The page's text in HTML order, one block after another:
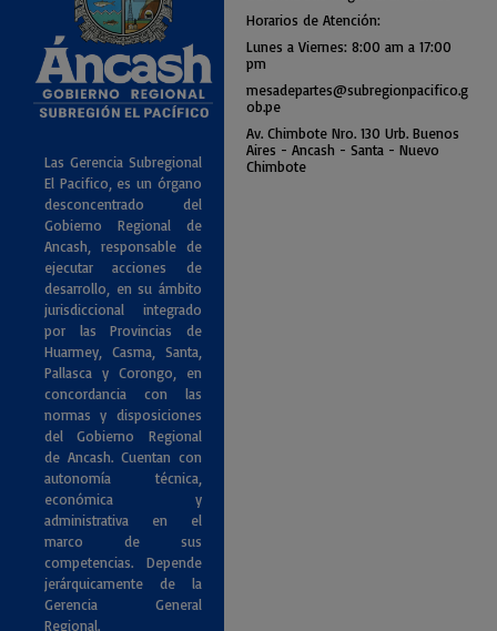
Las Gerencia Subregional
El Pacifico, es un órgano
desconcentrado del
Gobierno Regional de
Ancash, responsable de
ejecutar acciones de
desarrollo, en su ámbito
jurisdiccional integrado
por las Provincias de
Huarmey, Casma, Santa,
Pallasca y Corongo, en
concordancia con las
normas y disposiciones
del Gobierno Regional
de Ancash. Cuentan con
autonomía técnica,
económica y
administrativa en el
marco de sus
competencias. Depende
jerárquicamente de la
Gerencia General
Regional.
Horarios de Atención:
Lunes a Viernes: 8:00 am a 17:00
pm
mesadepartes@subregionpacifico.g
ob.pe
Av. Chimbote Nro. 130 Urb. Buenos
Aires - Ancash - Santa - Nuevo
Chimbote